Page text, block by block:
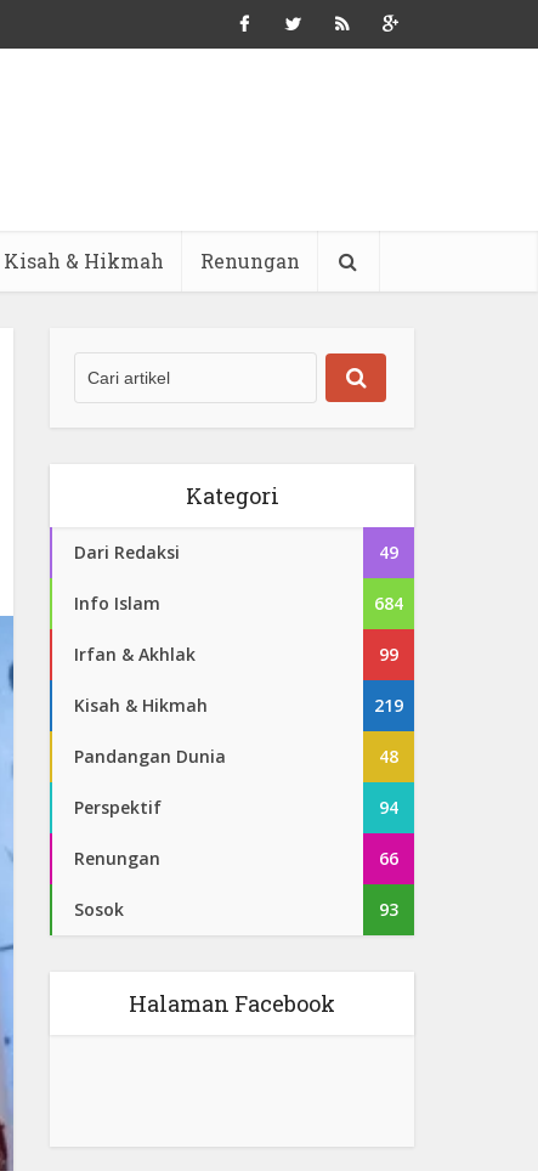
Kisah & Hikmah Renungan
Kategori
Dari Redaksi 49
Info Islam 684
Irfan & Akhlak 99
Kisah & Hikmah 219
Pandangan Dunia 48
Perspektif 94
Renungan 66
Sosok 93
Halaman Facebook